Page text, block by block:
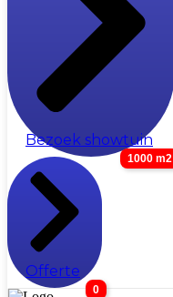
Bezoek showtuin
1000 m2
Offerte
0